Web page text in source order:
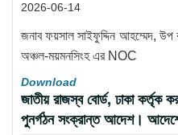
2026-06-14
জনাব ফয়সাল সাইফুদ্দিন আহম্মেদ,
অঞ্চল-ময়মনসিংহ এর NOC
Download
জাতীয় রাজস্ব বোর্ড, ঢাকা কর্তৃক
পুনর্গঠন সংক্রান্ত আদেশ।